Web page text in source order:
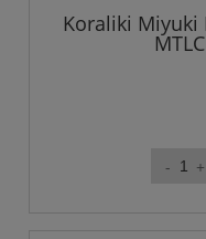
Koraliki Miyuki